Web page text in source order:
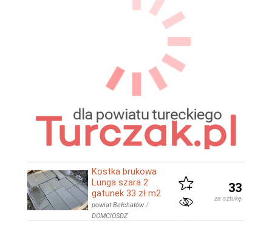
Kostka brukowa
Lunga szara 2
gatunek 33 zł m2
powiat Bełchatów /
DOMCIOSDZ
33
za sztukę